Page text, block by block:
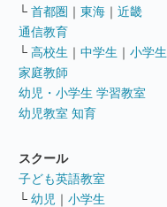
└ 首都圏 ｜ 東海 ｜ 近畿
通信教育
└ 高校生 ｜ 中学生 ｜ 小学生
家庭教師
幼児・小学生 学習教室
幼児教室 知育
スクール
子ども英語教室
└ 幼児 ｜ 小学生